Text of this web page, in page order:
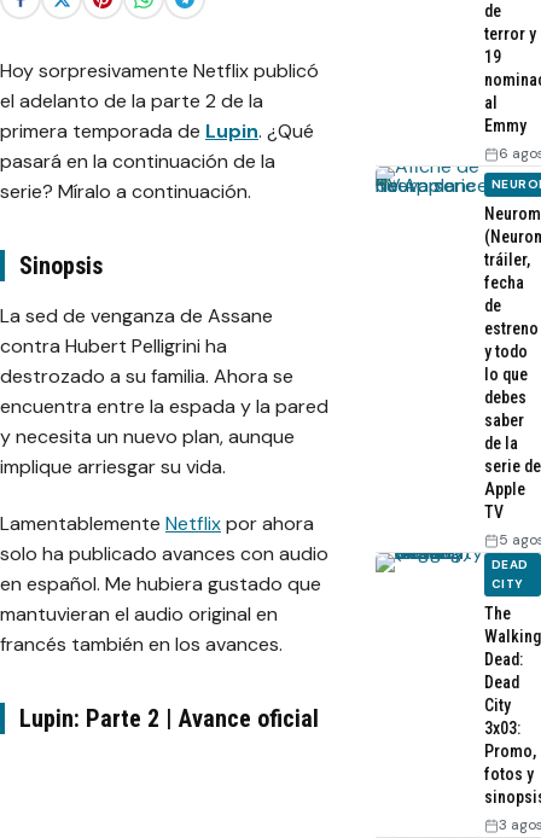
Hoy sorpresivamente Netflix publicó
el adelanto de la parte 2 de la
primera temporada de Lupin. ¿Qué
pasará en la continuación de la
serie? Míralo a continuación.
Sinopsis
La sed de venganza de Assane
contra Hubert Pelligrini ha
destrozado a su familia. Ahora se
encuentra entre la espada y la pared
y necesita un nuevo plan, aunque
implique arriesgar su vida.
Lamentablemente Netflixpor ahora
solo ha publicado avances con audio
en español. Me hubiera gustado que
mantuvieran el audio original en
francés también en los avances.
Lupin: Parte 2 | Avance oficial
de
terror y
19
al
Emmy
6
tráiler,
fecha
de
estreno
y todo
lo que
debes
saber
de la
serie de
Apple
TV
5
DEAD
CITY
The
Walking
Dead:
Dead
City
3x03:
Promo,
fotos y
3